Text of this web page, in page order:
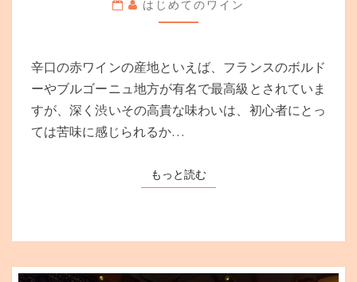
者
必
赤
ワ
イ
ン・
す
【飲
はじめてのワイン
辛口の赤ワインの産地といえば、フランスのボルド
ーやブルゴーニュ地方が有名で最高級とされていま
すが、深く渋いその高貴な味わいは、初心者にとっ
ては苦味に感じられるか…
もっと読むもっと読む